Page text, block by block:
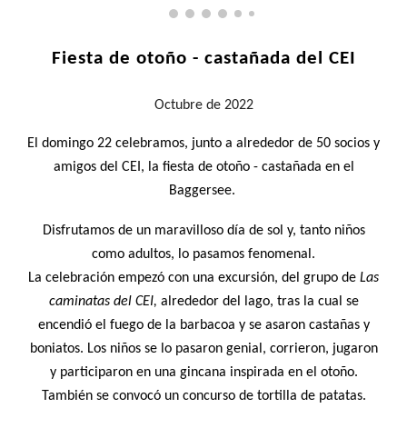
Fiesta de otoño - castañada del CEI
Octubrede 2022
El domingo 22 celebramos, junto a alrededor de 50 socios y
amigos del CEI, la fiesta de otoño - castañada en el
Baggersee.
Disfrutamos de un maravilloso día de sol y, tanto niños
como adultos, lo pasamos fenomenal.
La celebración empezó con una excursión, del grupo de Las
caminatas del CEI, alrededor del lago, tras la cual se
encendió el fuego de la barbacoa y se asaron castañas y
boniatos. Los niños se lo pasaron genial, corrieron, jugaron
y participaron en una gincana inspirada en el otoño.
También se convocó un concurso de tortilla de patatas.